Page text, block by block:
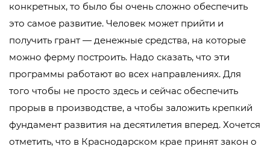
конкретных, то было бы очень сложно обеспечить
это самое развитие. Человек может прийти и
получить грант — денежные средства, на которые
можно ферму построить. Надо сказать, что эти
программы работают во всех направлениях. Для
того чтобы не просто здесь и сейчас обеспечить
прорыв в производстве, а чтобы заложить крепкий
фундамент развития на десятилетия вперед. Хочется
отметить, что в Краснодарском крае принят закон о